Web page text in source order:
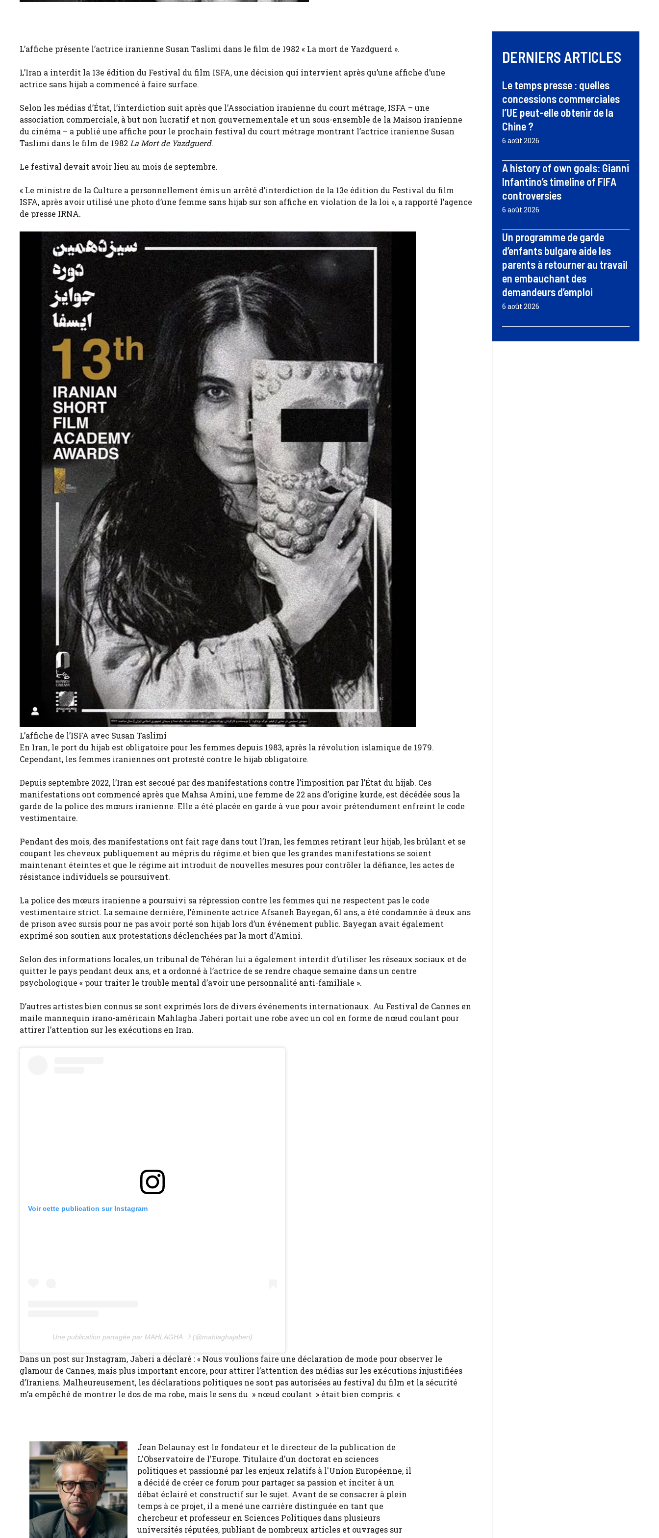
L’affiche présente l’actrice iranienne Susan Taslimi dans le film de 1982 « La mort de Yazdguerd ».
L’Iran a interdit la 13e édition du Festival du film ISFA, une décision qui intervient après qu’une affiche d’une
actrice sans hijab a commencé à faire surface.
Selon les médias d’État, l’interdiction suit après que l’Association iranienne du court métrage, ISFA – une
association commerciale, à but non lucratif et non gouvernementale et un sous-ensemble de la Maison iranienne
du cinéma – a publié une affiche pour le prochain festival du court métrage montrant l’actrice iranienne Susan
Taslimi dans le film de 1982 La Mort de Yazdguerd.
Le festival devait avoir lieu au mois de septembre.
« Le ministre de la Culture a personnellement émis un arrêté d’interdiction de la 13e édition du Festival du film
ISFA, après avoir utilisé une photo d’une femme sans hijab sur son affiche en violation de la loi », a rapporté l’agence
de presse IRNA.
L’affiche de l’ISFA avec Susan Taslimi
En Iran, le port du hijab est obligatoire pour les femmes depuis 1983, après la révolution islamique de 1979.
Cependant, les femmes iraniennes ont protesté contre le hijab obligatoire.
Depuis septembre 2022, l’Iran est secoué par des manifestations contre l’imposition par l’État du hijab. Ces
manifestations ont commencé après que Mahsa Amini, une femme de 22 ans d’origine kurde, est décédée sous la
garde de la police des mœurs iranienne. Elle a été placée en garde à vue pour avoir prétendument enfreint le code
vestimentaire.
Pendant des mois, des manifestations ont fait rage dans tout l’Iran, les femmes retirant leur hijab, les brûlant et se
coupant les cheveux publiquement au mépris du régime.et bien que les grandes manifestations se soient
maintenant éteintes et que le régime ait introduit de nouvelles mesures pour contrôler la défiance, les actes de
résistance individuels se poursuivent.
La police des mœurs iranienne a poursuivi sa répression contre les femmes qui ne respectent pas le code
vestimentaire strict. La semaine dernière, l’éminente actrice Afsaneh Bayegan, 61 ans, a été condamnée à deux ans
de prison avec sursis pour ne pas avoir porté son hijab lors d’un événement public. Bayegan avait également
exprimé son soutien aux protestations déclenchées par la mort d’Amini.
Selon des informations locales, un tribunal de Téhéran lui a également interdit d’utiliser les réseaux sociaux et de
quitter le pays pendant deux ans, et a ordonné à l’actrice de se rendre chaque semaine dans un centre
psychologique « pour traiter le trouble mental d’avoir une personnalité anti-familiale ».
D’autres artistes bien connus se sont exprimés lors de divers événements internationaux. Au Festival de Cannes en
maile mannequin irano-américain Mahlagha Jaberi portait une robe avec un col en forme de nœud coulant pour
attirer l’attention sur les exécutions en Iran.
Voir cette publication sur Instagram
Une publication partagée par MAHLAGHA ☽ (@mahlaghajaberi)
Dans un post sur Instagram, Jaberi a déclaré : « Nous voulions faire une déclaration de mode pour observer le
glamour de Cannes, mais plus important encore, pour attirer l’attention des médias sur les exécutions injustifiées
d’Iraniens. Malheureusement, les déclarations politiques ne sont pas autorisées au festival du film et la sécurité
m’a empêché de montrer le dos de ma robe, mais le sens du » nœud coulant » était bien compris. «
Jean Delaunay est le fondateur et le directeur de la publication de
L'Observatoire de l'Europe. Titulaire d'un doctorat en sciences
politiques et passionné par les enjeux relatifs à l'Union Européenne, il
a décidé de créer ce forum pour partager sa passion et inciter à un
débat éclairé et constructif sur le sujet. Avant de se consacrer à plein
temps à ce projet, il a mené une carrière distinguée en tant que
chercheur et professeur en Sciences Politiques dans plusieurs
universités réputées, publiant de nombreux articles et ouvrages sur
DERNIERS ARTICLES
Le temps presse : quelles
concessions commerciales
l’UE peut-elle obtenir de la
Chine ?
6 août 2026
A history of own goals: Gianni
Infantino’s timeline of FIFA
controversies
6 août 2026
Un programme de garde
d’enfants bulgare aide les
parents à retourner au travail
en embauchant des
demandeurs d’emploi
6 août 2026